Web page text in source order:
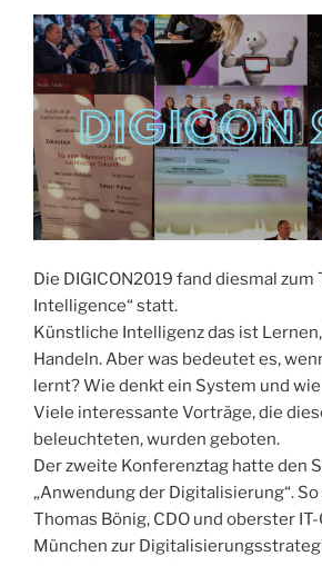
Die DIGICON2019 fand diesmal
Intelligence“ statt.
Künstliche Intelligenz das ist
Handeln. Aber was bedeutet es,
lernt? Wie denkt ein System und
Viele interessante Vorträge, die
beleuchteten, wurden geboten.
Der zweite Konferenztag hatte den
„Anwendung der Digitalisierung“. So
Thomas Bönig, CDO und oberster
München zur